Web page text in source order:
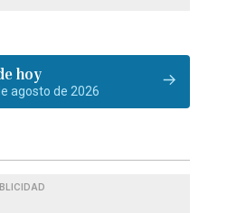
hoy
agosto de 2026